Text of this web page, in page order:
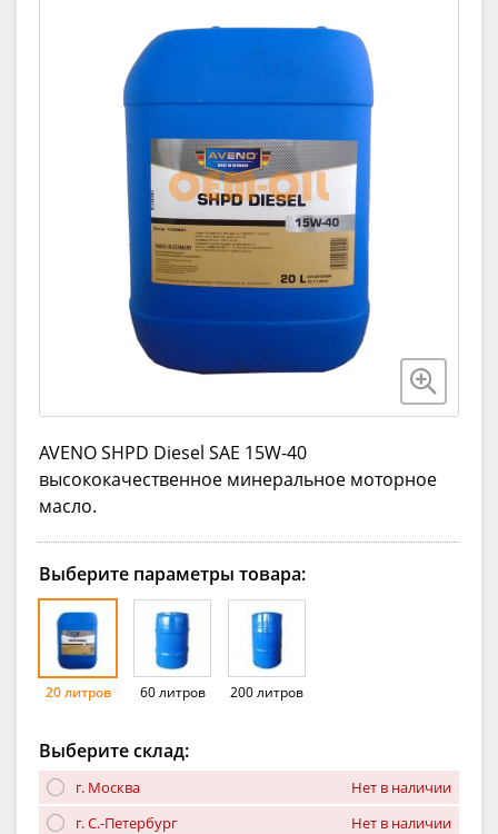
AVENO SHPD Diesel SAE 15W-40
высококачественное минеральное моторное
масло.
Выберите параметры товара:
20 литров 60 литров 200 литров
Выберите склад:
г. Москва
Нет в наличии
г. С.-Петербург
Нет в наличии